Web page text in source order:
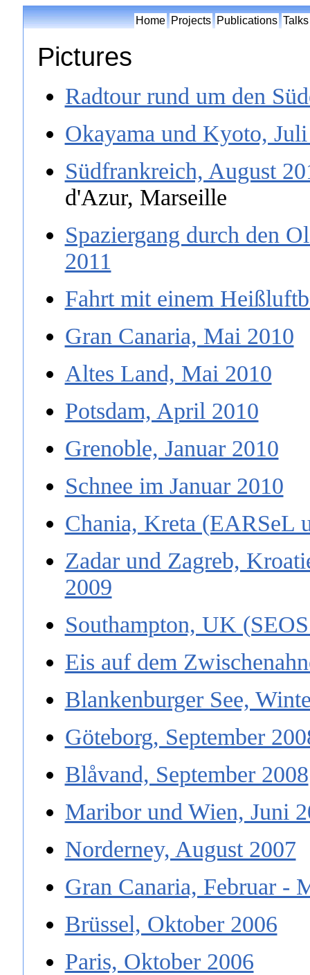
Home Projects Publications
Pictures
Radtour rund um den
Okayama und Kyoto,
Südfrankreich, August
d'Azur, Marseille
Spaziergang durch den
2011
Fahrt mit einem
Gran Canaria, Mai 2010
Altes Land, Mai 2010
Potsdam, April 2010
Grenoble, Januar 2010
Schnee im Januar 2010
Chania, Kreta (EARSeL
Zadar und Zagreb,
2009
Southampton, UK
Eis auf dem
Blankenburger See,
Göteborg, September
Blåvand, September 2008
Maribor und Wien, Juni
Norderney, August 2007
Gran Canaria, Februar -
Brüssel, Oktober 2006
Paris, Oktober 2006